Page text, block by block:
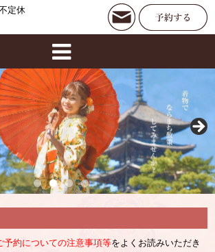
定休
予約についての注意事項等をよくお読みいただき